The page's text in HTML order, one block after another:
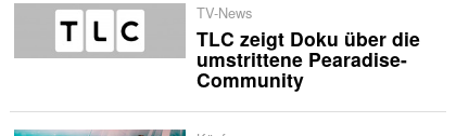
TV-News
TLC zeigt Doku über die
umstrittene Pearadise-
Community